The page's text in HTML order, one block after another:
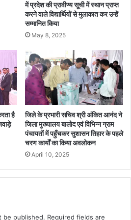
में प्रदेश की प्रावीण्य सूची में स्थान प्राप्त
करने वाले विद्यार्थियों से मुलाकात कर उन्हें
सम्मानित किया
May 8, 2025
है
जिले के प्रभारी सचिव श्री अंकित आनंद ने
जिला मुख्यालय बालोद एवं विभिन्न ग्राम
पंचायतों में पहुँचकर सुशासन तिहार के पहले
चरण कार्यों का किया अवलोकन
April 10, 2025
be published. Required fields are